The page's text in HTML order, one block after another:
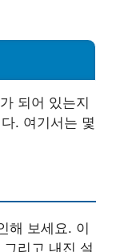
되어 있는지
. 여기서는 몇
해 보세요. 이
리고 내진 설